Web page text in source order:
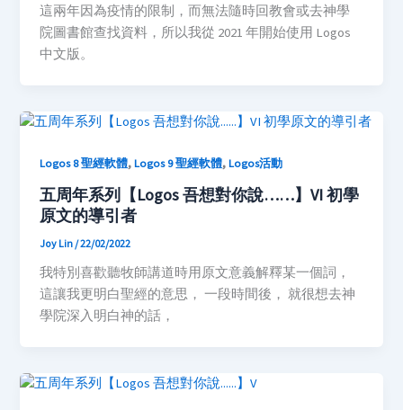
這兩年因為疫情的限制，而無法隨時回教會或去神學
院圖書館查找資料，所以我從 2021 年開始使用 Logos
中文版。
Logos 8 聖經軟體,Logos 9 聖經軟體,Logos活動
五周年系列【Logos 吾想對你說……】VI 初學
原文的導引者
Joy Lin/22/02/2022
我特別喜歡聽牧師講道時用原文意義解釋某一個詞，
這讓我更明白聖經的意思， 一段時間後， 就很想去神
學院深入明白神的話，